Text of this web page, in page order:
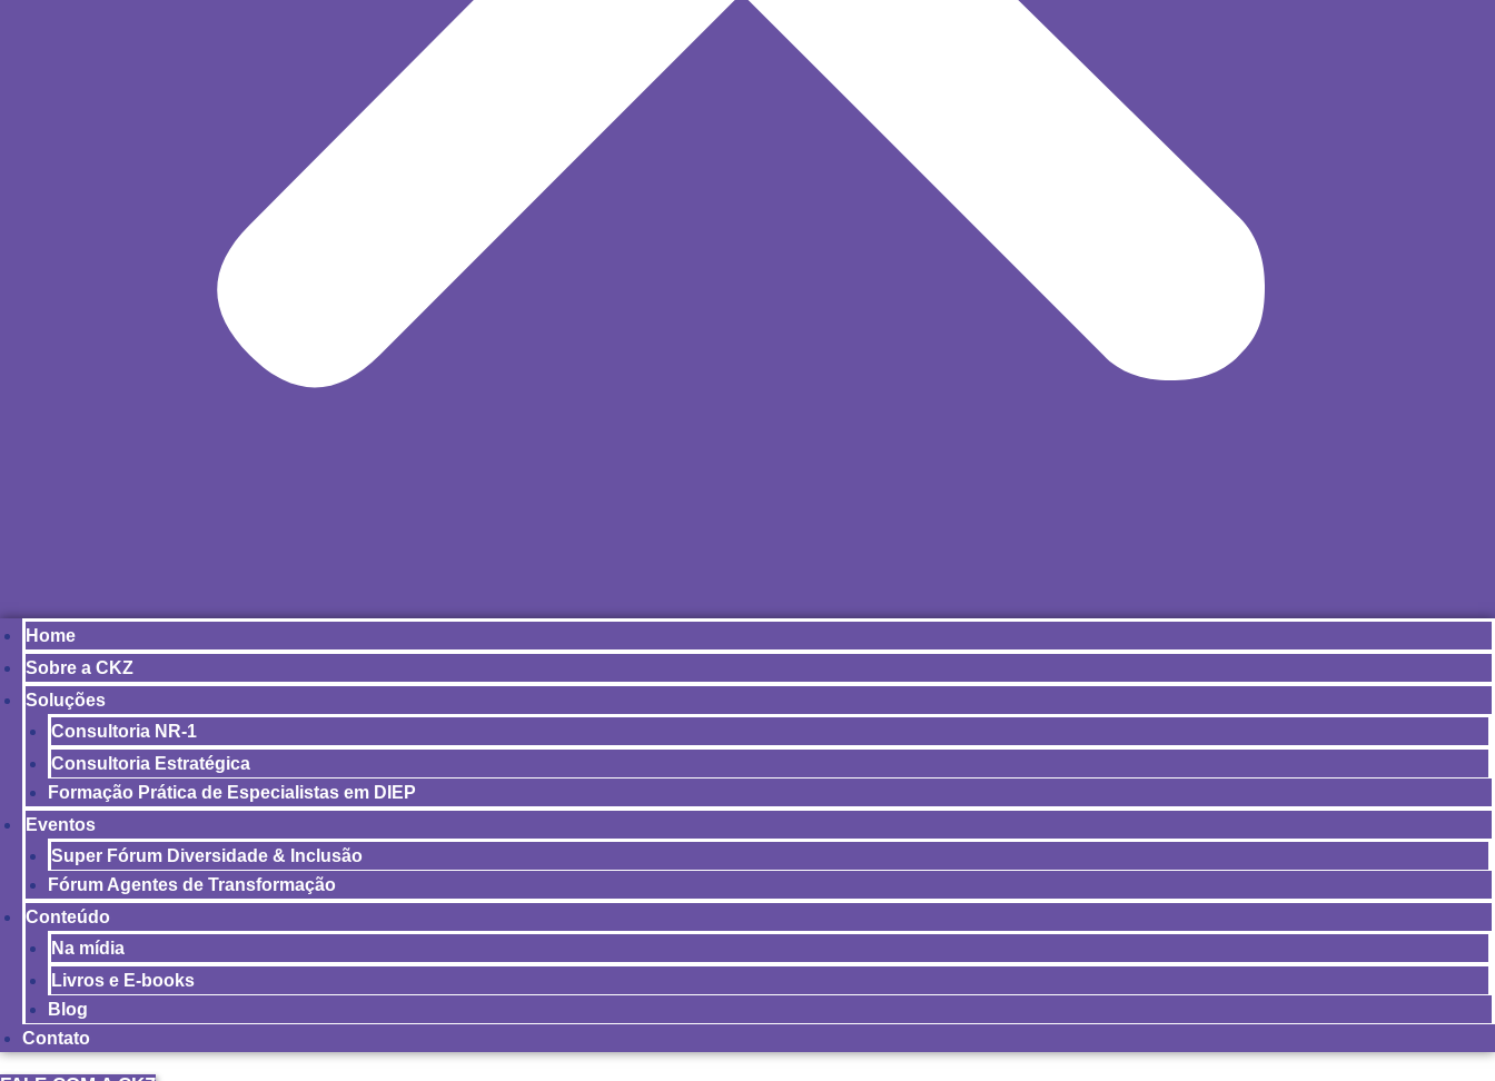
Home
Sobre a CKZ
Soluções
Consultoria NR-1
Consultoria Estratégica
Formação Prática de Especialistas em DIEP
Eventos
Super Fórum Diversidade & Inclusão
Fórum Agentes de Transformação
Conteúdo
Na mídia
Livros e E-books
Blog
Contato